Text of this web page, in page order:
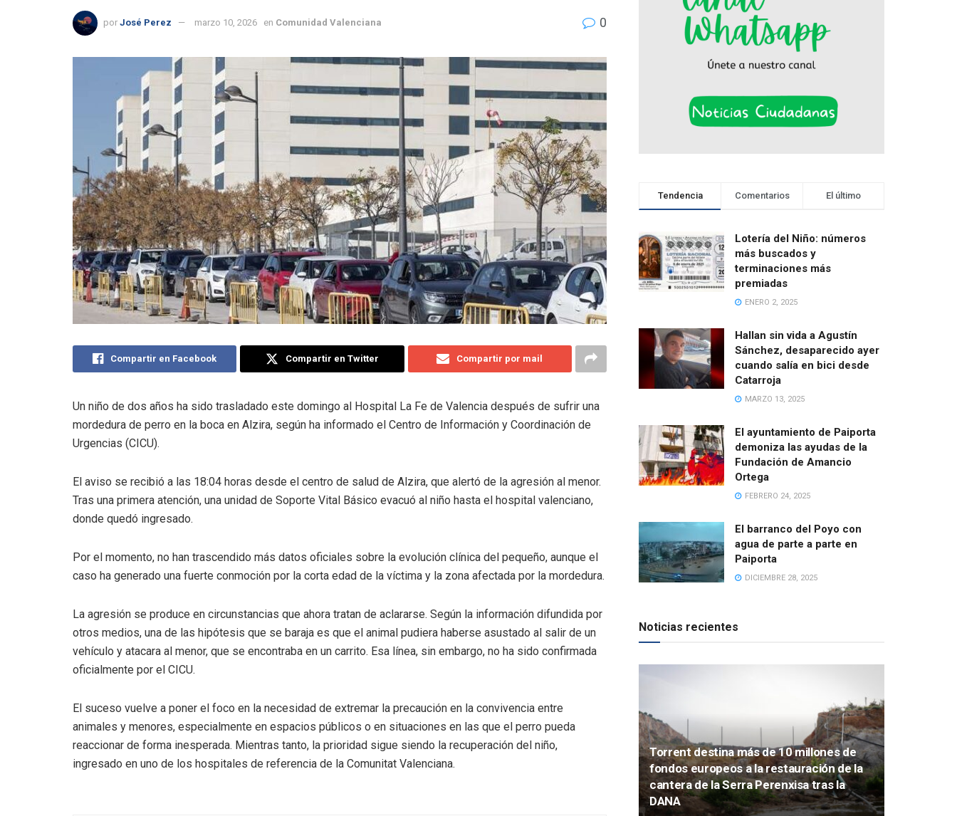
por José Perez marzo 10, 2026 en Comunidad Valenciana 0
Compartir en Facebook Compartir en Twitter Compartir por mail
Un niño de dos años ha sido trasladado este domingo al Hospital La Fe de Valencia después de sufrir una
mordedura de perro en la boca en Alzira, según ha informado el Centro de Información y Coordinación de
Urgencias (CICU).
El aviso se recibió a las 18:04 horas desde el centro de salud de Alzira, que alertó de la agresión al menor.
Tras una primera atención, una unidad de Soporte Vital Básico evacuó al niño hasta el hospital valenciano,
donde quedó ingresado.
Por el momento, no han trascendido más datos oficiales sobre la evolución clínica del pequeño, aunque el
caso ha generado una fuerte conmoción por la corta edad de la víctima y la zona afectada por la mordedura.
La agresión se produce en circunstancias que ahora tratan de aclararse. Según la información difundida por
otros medios, una de las hipótesis que se baraja es que el animal pudiera haberse asustado al salir de un
vehículo y atacara al menor, que se encontraba en un carrito. Esa línea, sin embargo, no ha sido confirmada
oficialmente por el CICU.
El suceso vuelve a poner el foco en la necesidad de extremar la precaución en la convivencia entre
animales y menores, especialmente en espacios públicos o en situaciones en las que el perro pueda
reaccionar de forma inesperada. Mientras tanto, la prioridad sigue siendo la recuperación del niño,
ingresado en uno de los hospitales de referencia de la Comunitat Valenciana.
Tendencia Comentarios El último
Lotería del Niño: números
más buscados y
terminaciones más
premiadas
ENERO 2, 2025
Hallan sin vida a Agustín
Sánchez, desaparecido ayer
cuando salía en bici desde
Catarroja
MARZO 13, 2025
El ayuntamiento de Paiporta
demoniza las ayudas de la
Fundación de Amancio
Ortega
FEBRERO 24, 2025
El barranco del Poyo con
agua de parte a parte en
Paiporta
DICIEMBRE 28, 2025
Noticias recientes
Torrent destina más de 10 millones de
fondos europeos a la restauración de la
cantera de la Serra Perenxisa tras la
DANA